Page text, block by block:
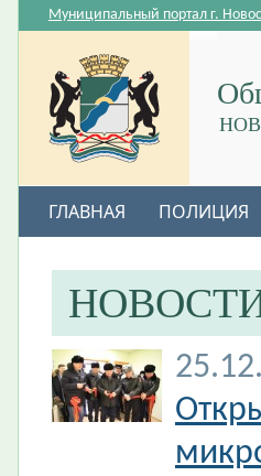
Муниципальный портал г.
ГЛАВНАЯ ПОЛИЦИЯ